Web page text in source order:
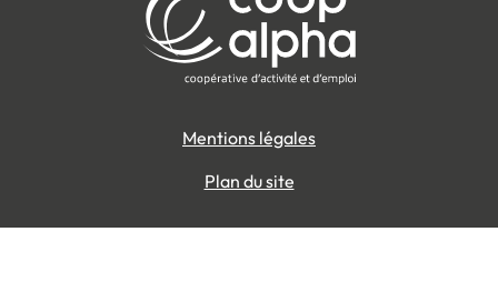
Mentions légales
Plan du site